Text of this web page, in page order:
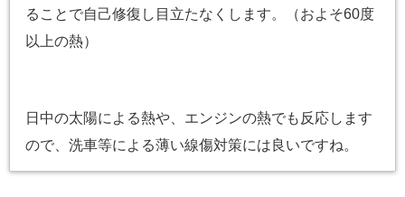
ることで自己修復し目立たなくします。（およそ60度
以上の熱）
日中の太陽による熱や、エンジンの熱でも反応します
ので、洗車等による薄い線傷対策には良いですね。